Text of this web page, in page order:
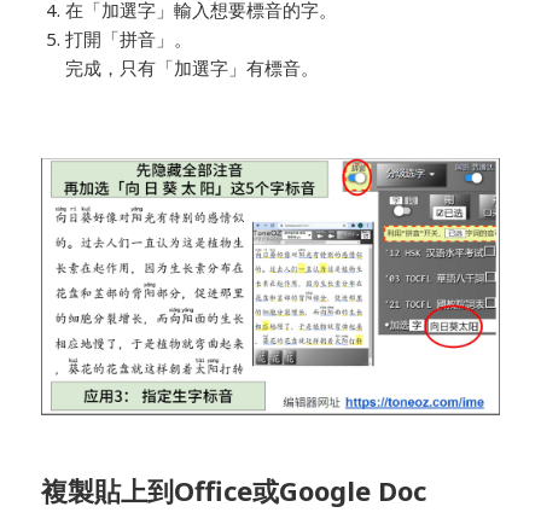
在「加選字」輸入想要標音的字。
打開「拼音」。
完成，只有「加選字」有標音。
複製貼上到Office或Google Doc